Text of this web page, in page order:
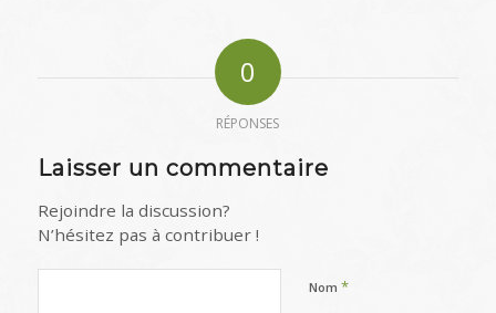
0
RÉPONSES
Laisser un commentaire
Rejoindre la discussion?
N’hésitez pas à contribuer !
Nom *